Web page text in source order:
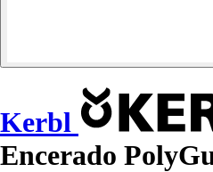
Kerbl
Encerado